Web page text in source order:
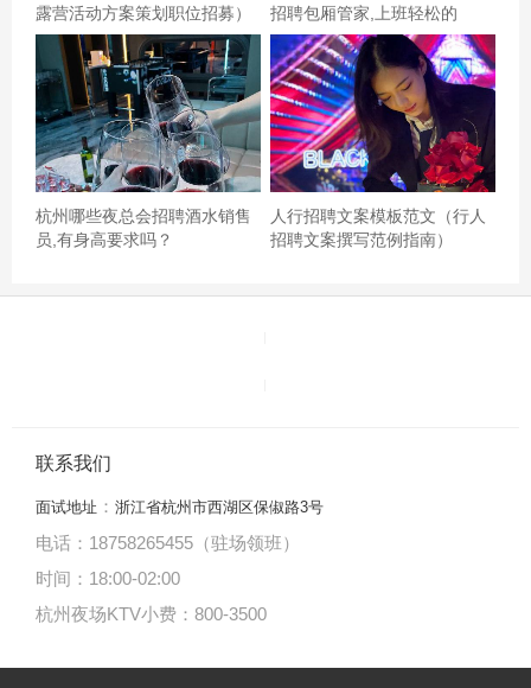
露营活动方案策划职位招募）
招聘包厢管家,上班轻松的
杭州哪些夜总会招聘酒水销售
员,有身高要求吗？
人行招聘文案模板范文（行人
招聘文案撰写范例指南）
联系我们
面试地址 ： 浙江省杭州市西湖区保俶路3号
电话：18758265455（驻场领班）
时间：18:00-02:00
杭州夜场KTV小费：800-3500